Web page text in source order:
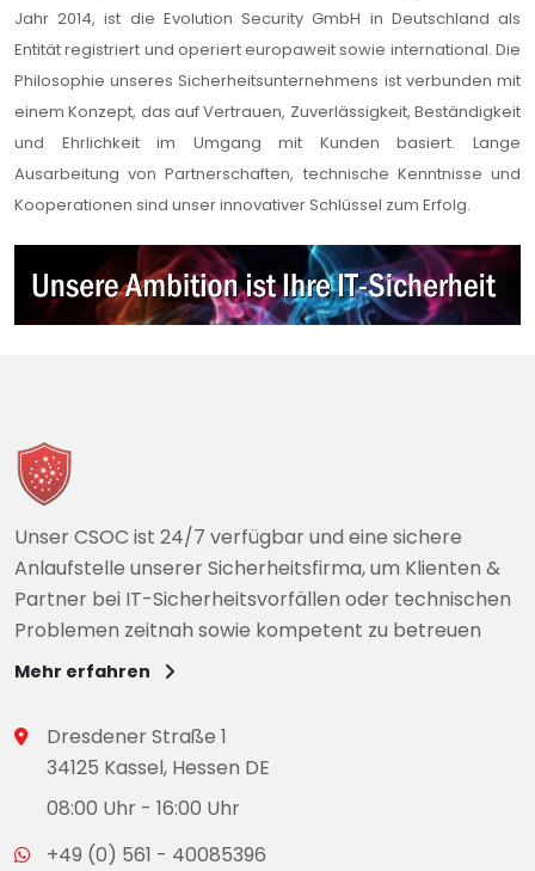
Jahr 2014, ist die Evolution Security GmbH in Deutschland als
Entität registriert und operiert europaweit sowie international. Die
Philosophie unseres Sicherheitsunternehmens ist verbunden mit
einem Konzept, das auf Vertrauen, Zuverlässigkeit, Beständigkeit
und Ehrlichkeit im Umgang mit Kunden basiert. Lange
Ausarbeitung von Partnerschaften, technische Kenntnisse und
Kooperationen sind unser innovativer Schlüssel zum Erfolg.
Unser CSOC ist 24/7 verfügbar und eine sichere
Anlaufstelle unserer Sicherheitsfirma, um Klienten &
Partner bei IT-Sicherheitsvorfällen oder technischen
Problemen zeitnah sowie kompetent zu betreuen
Mehr erfahren
Dresdener Straße 1
34125 Kassel, Hessen DE
08:00 Uhr - 16:00 Uhr
+49 (0) 561 - 40085396